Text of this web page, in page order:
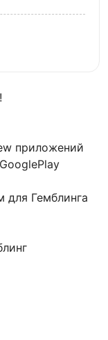
приложений
для Гемблинга